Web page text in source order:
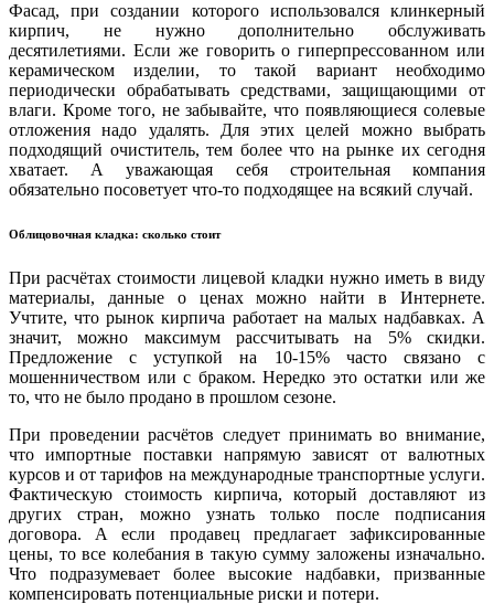
Фасад, при создании которого использовался клинкерный
кирпич, не нужно дополнительно обслуживать
десятилетиями. Если же говорить о гиперпрессованном или
керамическом изделии, то такой вариант необходимо
периодически обрабатывать средствами, защищающими от
влаги. Кроме того, не забывайте, что появляющиеся солевые
отложения надо удалять. Для этих целей можно выбрать
подходящий очиститель, тем более что на рынке их сегодня
хватает. А уважающая себя строительная компания
обязательно посоветует что-то подходящее на всякий случай.
Облицовочная кладка: сколько стоит
При расчётах стоимости лицевой кладки нужно иметь в виду
материалы, данные о ценах можно найти в Интернете.
Учтите, что рынок кирпича работает на малых надбавках. А
значит, можно максимум рассчитывать на 5% скидки.
Предложение с уступкой на 10-15% часто связано с
мошенничеством или с браком. Нередко это остатки или же
то, что не было продано в прошлом сезоне.
При проведении расчётов следует принимать во внимание,
что импортные поставки напрямую зависят от валютных
курсов и от тарифов на международные транспортные услуги.
Фактическую стоимость кирпича, который доставляют из
других стран, можно узнать только после подписания
договора. А если продавец предлагает зафиксированные
цены, то все колебания в такую сумму заложены изначально.
Что подразумевает более высокие надбавки, призванные
компенсировать потенциальные риски и потери.